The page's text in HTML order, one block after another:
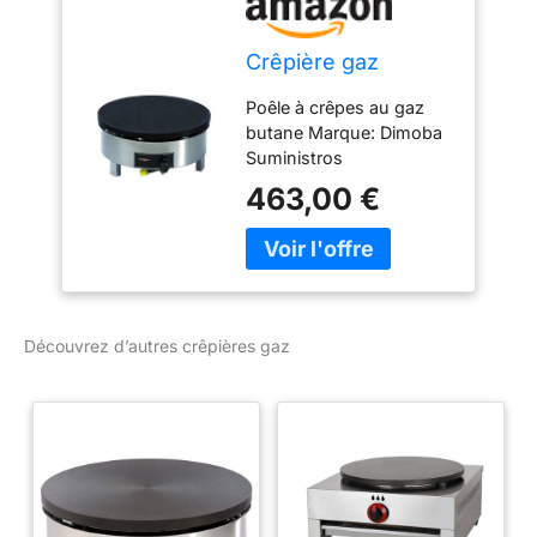
Crêpière gaz
Poêle à crêpes au gaz
butane Marque: Dimoba
Suministros
463,00 €
Découvrez d’autres crêpières gaz